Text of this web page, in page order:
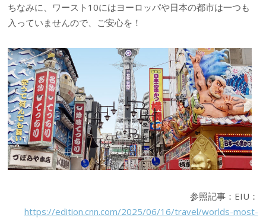
ちなみに、ワースト10にはヨーロッパや日本の都市は一つも
入っていませんので、ご安心を！
参照記事：EIU：
https://edition.cnn.com/2025/06/16/travel/worlds-most-